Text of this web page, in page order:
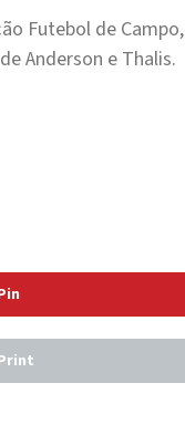
Futebol de Campo,
Anderson e Thalis.